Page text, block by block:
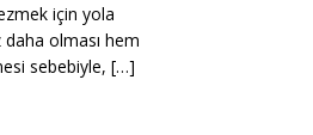
için yola
daha olması hem
sebebiyle, […]